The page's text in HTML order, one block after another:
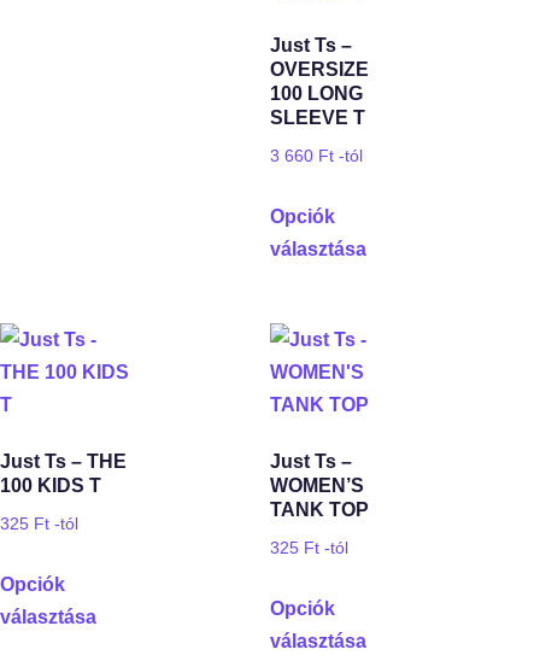
Just Ts –
OVERSIZE
100 LONG
SLEEVE T
3 660 Ft -tól
Opciók
választása
Just Ts – THE
100 KIDS T
325 Ft -tól
Opciók
választása
Just Ts –
WOMEN’S
TANK TOP
325 Ft -tól
Opciók
választása